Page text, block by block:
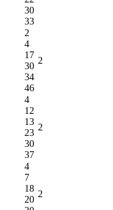
30
33
2
4
17
30
34
46
2
4
12
13
23
30
37
2
4
7
18
20
2